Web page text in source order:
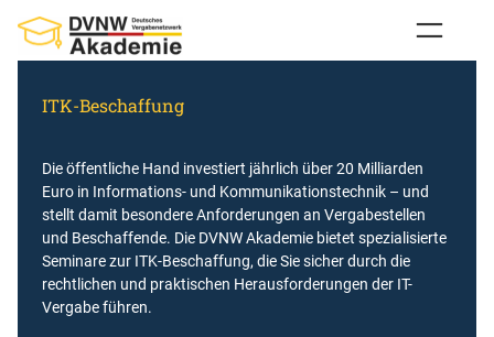
Inhalt
springen
ITK-Beschaffung
Die öffentliche Hand investiert jährlich über 20 Milliarden
Euro in Informations- und Kommunikationstechnik – und
stellt damit besondere Anforderungen an Vergabestellen
und Beschaffende. Die DVNW Akademie bietet spezialisierte
Seminare zur ITK-Beschaffung, die Sie sicher durch die
rechtlichen und praktischen Herausforderungen der IT-
Vergabe führen.